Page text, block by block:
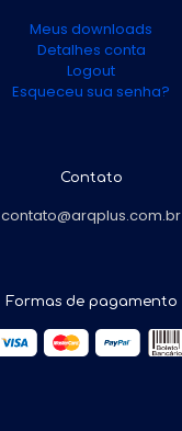
Meus downloads
Detalhes conta
Logout
Esqueceu sua senha?
Contato
contato@arqplus.com.br
Formas de pagamento